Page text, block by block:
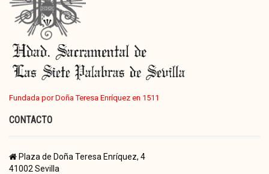
Fundada por Doña Teresa Enríquez en 1511
CONTACTO
Plaza de Doña Teresa Enríquez, 4
41002 Sevilla